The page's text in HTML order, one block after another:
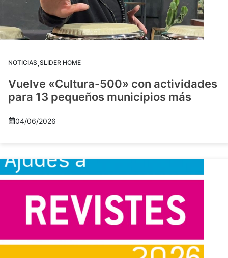
NOTICIAS,SLIDER HOME
Vuelve «Cultura-500» con actividades
para 13 pequeños municipios más
04/06/2026